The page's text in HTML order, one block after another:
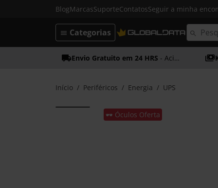
BlogMarcasSuporteContatosSeguir a minha
Categorias
Envio Gratuito em 24 HRS - Acima dos 50€
Início Periféricos Energia UPS
🕶️ Óculos Oferta